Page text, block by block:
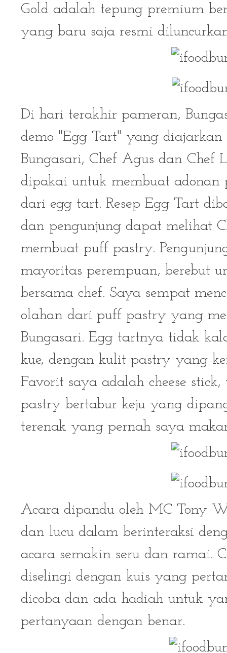
Gold adalah tepung premium
yang baru saja resmi
Di hari terakhir pameran,
demo "Egg Tart" yang diajarkan
Bungasari, Chef Agus dan Chef
dipakai untuk membuat adonan
dari egg tart. Resep Egg Tart
dan pengunjung dapat melihat
membuat puff pastry.
mayoritas perempuan, berebut
bersama chef. Saya sempat
olahan dari puff pastry yang
Bungasari. Egg tartnya tidak
kue, dengan kulit pastry yang
Favorit saya adalah cheese
pastry bertabur keju yang
terenak yang pernah saya
Acara dipandu oleh MC Tony
dan lucu dalam berinteraksi
acara semakin seru dan ramai.
diselingi dengan kuis yang
dicoba dan ada hadiah untuk
pertanyaan dengan benar.